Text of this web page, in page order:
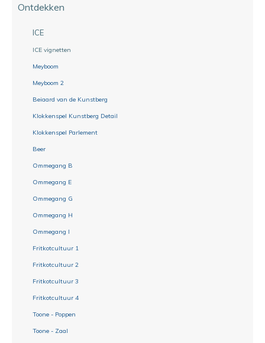
Ontdekken
ICE
ICE vignetten
Meyboom
Meyboom 2
Beiaard van de Kunstberg
Klokkenspel Kunstberg Detail
Klokkenspel Parlement
Beer
Ommegang B
Ommegang E
Ommegang G
Ommegang H
Ommegang I
Fritkotcultuur 1
Fritkotcultuur 2
Fritkotcultuur 3
Fritkotcultuur 4
Toone - Poppen
Toone - Zaal